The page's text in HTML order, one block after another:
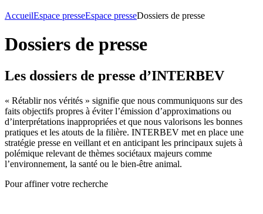
AccueilEspace presseEspace presseDossiers de presse
Dossiers de presse
Les dossiers de presse d’INTERBEV
« Rétablir nos vérités » signifie que nous communiquons sur des
faits objectifs propres à éviter l’émission d’approximations ou
d’interprétations inappropriées et que nous valorisons les bonnes
pratiques et les atouts de la filière. INTERBEV met en place une
stratégie presse en veillant et en anticipant les principaux sujets à
polémique relevant de thèmes sociétaux majeurs comme
l’environnement, la santé ou le bien-être animal.
Pour affiner votre recherche